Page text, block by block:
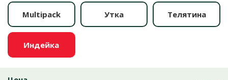
Multipack Утка Телятина
Индейка